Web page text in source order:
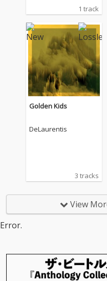
1 track
Golden Kids
DeLaurentis
3 tracks
View
Error.